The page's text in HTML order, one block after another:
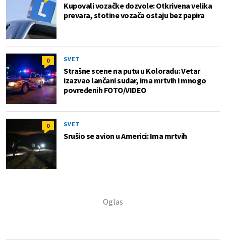
Kupovali vozačke dozvole: Otkrivena velika
prevara, stotine vozača ostaju bez papira
0 SVET
Strašne scene na putu u Koloradu: Vetar
izazvao lančani sudar, ima mrtvih i mnogo
povređenih FOTO/VIDEO
0 SVET
Srušio se avion u Americi: Ima mrtvih